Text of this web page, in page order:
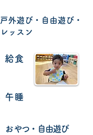
​戸外遊び・自由遊び・
レッスン
給 食
​午 睡
​おやつ・自由遊び